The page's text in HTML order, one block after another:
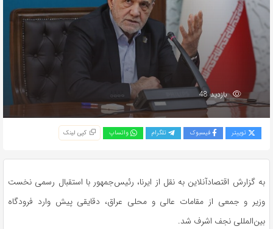
بازدید 48
توییتر فیسبوک تلگرام واتساپ کپی لینک
به گزارش اقتصادآنلاین به نقل از ایرنا، رئیس‌جمهور با استقبال رسمی نخست
وزیر و جمعی از مقامات عالی و محلی عراق، دقایقی پیش وارد فرودگاه
بین‌المللی نجف اشرف شد.